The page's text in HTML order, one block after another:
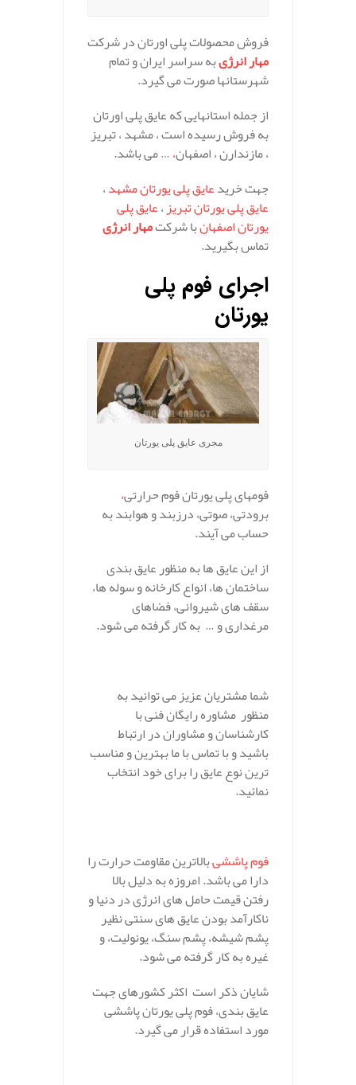
فروش محصولات پلی اورتان در شرکت
مهار انرژیبه سراسر ایران و تمام
شهرستانها صورت می گیرد.
از جمله استانهایی که عایق پلی اورتان
به فروش رسیده است ، مشهد ، تبریز
، مازندارن ، اصفهان،… می باشد.
جهت خریدعایق پلی یورتان مشهد،
عایق پلی یورتان تبریز،عایق پلی
یورتان اصفهانبا شرکتمهار انرژی
تماس بگیرید.
اجرای فوم پلی
یورتان
مجری عایق پلی یورتان
فومهای پلی یورتان فوم حرارتی،
برودتی، صوتی، درزبند و هوابند به
حساب می آیند.
از این عایق ها به منظور عایق بندی
ساختمان ها، انواع کارخانه و سوله ها،
سقف های شیروانی، فضاهای
مرغداری و … به کار گرفته می شود.
شما مشتریان عزیز می توانید به
منظور مشاوره رایگان فنی با
کارشناسان و مشاوران در ارتباط
باشید و با تماس با ما بهترین و مناسب
ترین نوع عایق را برای خود انتخاب
نمائید.
فوم پاششیبالاترین مقاومت حرارت را
دارا می باشد. امروزه به دلیل بالا
رفتن قیمت حامل های انرژی در دنیا و
ناکارآمد بودن عایق های سنتی نظیر
پشم شیشه، پشم سنگ، یونولیت، و
غیره به کار گرفته می شود.
شایان ذکر است اکثر کشورهای جهت
عایق بندی، فوم پلی یورتان پاششی
مورد استفاده قرار می گیرد.